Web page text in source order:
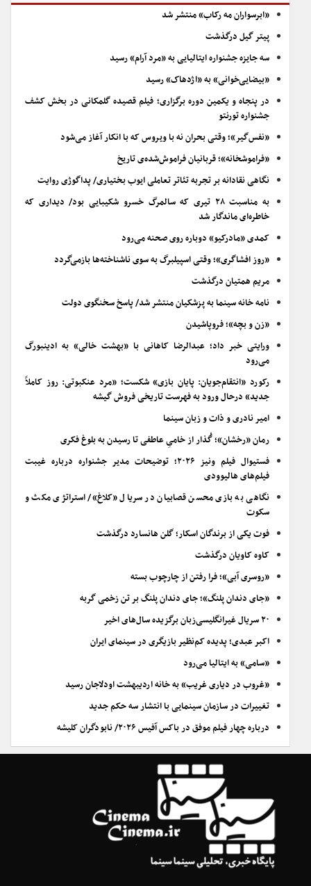
«ابرسواران مه رکاب» منتشر شد
پیتر گیل درگذشت
سه جایزه جشنواره ایتالیایی به «مرد آرام» رسید
«بیضایی‌خوانی» به «اژدهاک» رسید
در پنجاه و یکمین دوره برگزاری؛ فیلم قصیده گلمکانی در بخش کشف
جشنواره تورنتو
«نفس‌گیر»؛ وقتی بحران نه با ویروس که با انکار آغاز می‌شود
«فراموشخانه»؛ قربانیان فراموش‌شده‌ی تاریخ
نگاهی نقادانه بر تجربه تئاتر تعاملی ایوب بختیاری/ پداگوژی روایت
به مناسبت ۲۸ تیری که سالمرگ خسرو شکیبایی بود/ دیداری که
خاطره‌ای ماندگار شد
کمدی «مادرکیو» دوباره روی صحنه می‌رود
«روز افشاگری»؛ وقتی اسپیلبرگ به سوی ناشناخته‌ها بازمی‌گردد
مریم همتیان درگذشت
نامه خانه سینما به پزشکیان منتشر شد/ پاسخ سخنگوی دولت
«زن و بچه»؛ فروپاشیدن
ورایتی خبر داد؛ عبدالرضا کاهانی با «بهشت خالی» به ادینبورگ
می‌رود
رکورد «انتقام‌جویان: پایان بازی» شکست؛ «مرد عنکبوتی: روز کاملاً
جدید» درحال ورود به فهرست تاریخی فروش گیشه
امیر نادری و ذات و زبان سینما
رمان «رخشان»؛ گُذار از خامیِ عاطفی تا رسیدن به بلوغ فکری
فستیوال فیلم ونیز ۲۰۲۶؛ توضیحات مدیر جشنواره درباره غیبت
فیلم‌های هالیوودی
نگاهی به بازی محسن قصابیان در سریال «کلاغ»/ استراتژی مکث و
سکوت
فوت یکی از برندگان اسکار؛ گلن هانسارد درگذشت
کاوه کاویان درگذشت
«روسری آبی»؛ فرا رفتن از چارچوب بسته
«جای دندان پلنگ»؛ جای دندان پلنگ بر تن زخمی گربه
۲۰ سریال غیرانگلیسی‌زبان برگزیده سال‌های اخیر
اکبر عبدی؛ پدیده کم‌نظیر بازیگری در سینمای ایران
«سامی» به ایتالیا می‌رود
«غروب در دیاری غریب» به خانه اردیبهشت اودلاجان رسید
تغییرات در سازمان سینمایی با انتشار سه حکم جدید
درباره چهار فیلم موفق در باکس آفیس ۲۰۲۶/ نابودگران کلیشه